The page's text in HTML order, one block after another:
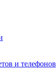
и телефонов